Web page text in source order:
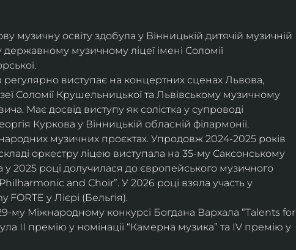
музичну освіту здобула у Вінницькій дитячій музичній
музичному ліцеї імені Соломії
регулярно виступає на концертних сценах Львова,
Соломії Крушельницької та Львівському музичному
Має досвід виступу як солістка у супроводі
Куркова у Вінницькій обласній філармонії.
музичних проєктах. Упродовж 2024-2025 років
оркестру ліцею виступала на 35-му Саксонському
у 2025 році долучилася до європейського музичного
and Choir”. У 2026 році взяла участь у
у Лієрі (Бельгія).
му Міжнародному конкурсі Богдана Вархала “Talents for
ІІ премію у номінації “Камерна музика” та IV премію у